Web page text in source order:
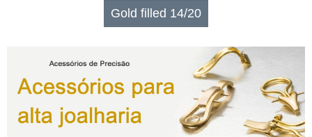
Gold filled 14/20